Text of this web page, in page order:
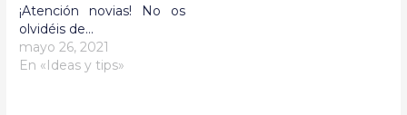
¡Atención novias! No os
olvidéis de…
mayo 26, 2021
En «Ideas y tips»